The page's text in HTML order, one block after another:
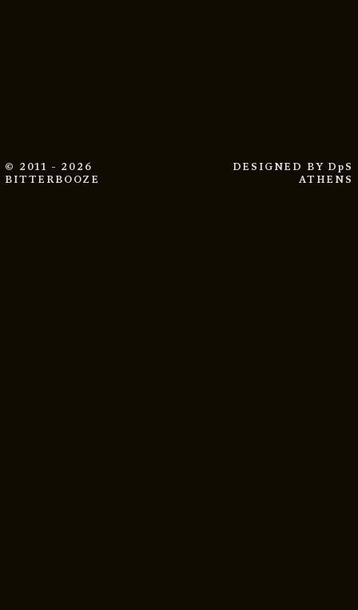
© 2011 - 2026
BITTERBOOZE
DESIGNED BY DpS
ATHENS